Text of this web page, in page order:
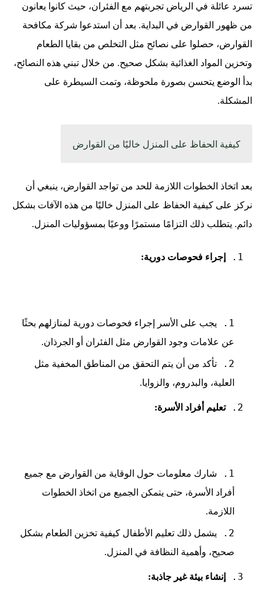
تسرد عائلة في الرياض تجربتهم مع الفئران، حيث كانوا يعانون
من ظهور القوارض في البداية. بعد أن استدعوا شركة مكافحة
القوارض، حصلوا على نصائح مثل التخلص من بقايا الطعام
وتخزين المواد الغذائية بشكل صحيح. من خلال تبني هذه النصائح،
بدأ الوضع يتحسن بصورة ملحوظة، وتمت السيطرة على
المشكلة.
كيفية الحفاظ على المنزل خاليًا من القوارض
بعد اتخاذ الخطوات اللازمة للحد من تواجد القوارض، ينبغي أن
نركز على كيفية الحفاظ على المنزل خاليًا من هذه الآفات بشكل
دائم. يتطلب ذلك التزامًا مستمرًا ووعيًا بمسؤوليات المنزل.
إجراء فحوصات دورية:
يجب على الأسر إجراء فحوصات دورية لمنازلهم بحثًا
عن علامات وجود القوارض مثل الفئران أو الجرذان.
تأكد من أن يتم التحقق من المناطق المخفية مثل
العلية، والبدروم، والزوايا.
تعليم أفراد الأسرة:
شارك معلومات حول الوقاية من القوارض مع جميع
أفراد الأسرة، حتى يتمكن الجميع من اتخاذ الخطوات
اللازمة.
يشمل ذلك تعليم الأطفال كيفية تخزين الطعام بشكل
صحيح، وأهمية النظافة في المنزل.
إنشاء بيئة غير جاذبة: